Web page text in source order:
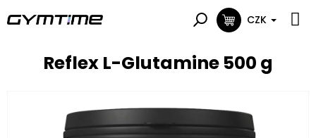
na
NÁKUPNÍ
CZK
Reflex L-Glutamine 500 g